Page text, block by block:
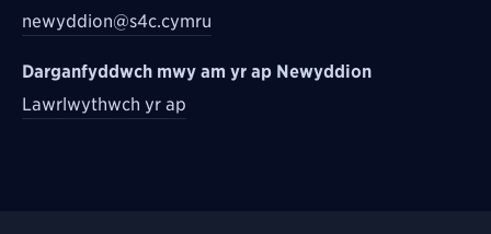
newyddion@s4c.cymru
Darganfyddwch mwy am yr ap Newyddion
Lawrlwythwch yr ap